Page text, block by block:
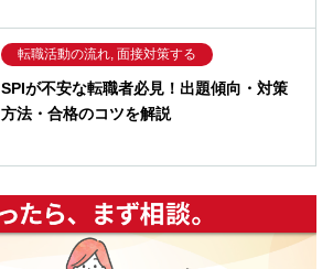
転職活動の流れ, 面接対策する
SPIが不安な転職者必見！出題傾向・対策
方法・合格のコツを解説